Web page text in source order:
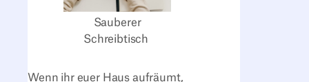
Sauberer
Schreibtisch
Wenn ihr euer Haus aufräumt,